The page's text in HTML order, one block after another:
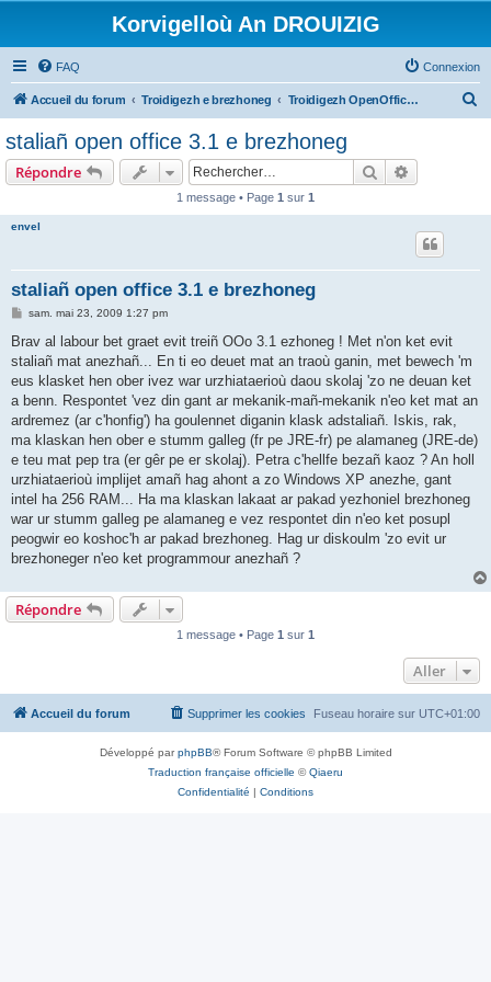
Korvigelloù An DROUIZIG
FAQ Connexion
Accueil du forum Troidigezh e brezhoneg Troidigezh OpenOffice.org e brezhoneg (1.1.x, 2.x ha 3.x)
staliañ open office 3.1 e brezhoneg
Répondre Rechercher
1 message • Page 1 sur 1
envel
staliañ open office 3.1 e brezhoneg
M
s
a
g
sam. mai 23, 2009 1:27 pm
Brav al labour bet graet evit treiñ OOo 3.1 ezhoneg ! Met n'on ket evit
staliañ mat anezhañ... En ti eo deuet mat an traoù ganin, met bewech 'm
eus klasket hen ober ivez war urzhiataerioù daou skolaj 'zo ne deuan ket
a benn. Respontet 'vez din gant ar mekanik-mañ-mekanik n'eo ket mat an
ardremez (ar c'honfig') ha goulennet diganin klask adstaliañ. Iskis, rak,
ma klaskan hen ober e stumm galleg (fr pe JRE-fr) pe alamaneg (JRE-de)
e teu mat pep tra (er gêr pe er skolaj). Petra c'hellfe bezañ kaoz ? An holl
urzhiataerioù implijet amañ hag ahont a zo Windows XP anezhe, gant
intel ha 256 RAM... Ha ma klaskan lakaat ar pakad yezhoniel brezhoneg
war ur stumm galleg pe alamaneg e vez respontet din n'eo ket posupl
peogwir eo koshoc'h ar pakad brezhoneg. Hag ur diskoulm 'zo evit ur
brezhoneger n'eo ket programmour anezhañ ?
Répondre
1 message • Page 1 sur 1
Aller
Accueil du forum Fuseau horaire sur UTC+01:00
Supprimer les cookies
Développé parphpBB® Forum Software © phpBB Limited
Traduction française officielle ©Qiaeru
Confidentialité | Conditions